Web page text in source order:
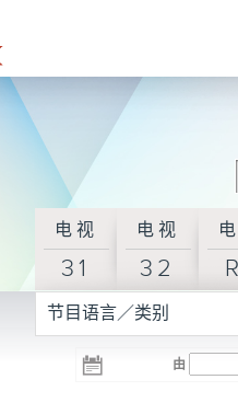
电视
31
电视
32
节目语言／类别
由